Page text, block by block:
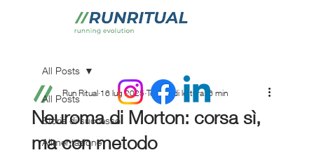
All Posts
Storie di successo
Alimentazione
All Posts
Neuroma di Morton: corsa sì,
ma con metodo
Run Ritual 16 lug 2025 Tempo di lettura: 6 min